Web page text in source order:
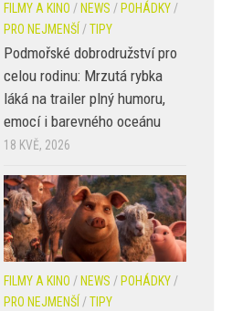
FILMY A KINO / NEWS / POHÁDKY/
PRO NEJMENŠÍ /TIPY
Podmořské dobrodružství pro
celou rodinu: Mrzutá rybka
láká na trailer plný humoru,
emocí i barevného oceánu
18 KVĚ, 2026
FILMY A KINO /NEWS /POHÁDKY /
PRO NEJMENŠÍ /TIPY